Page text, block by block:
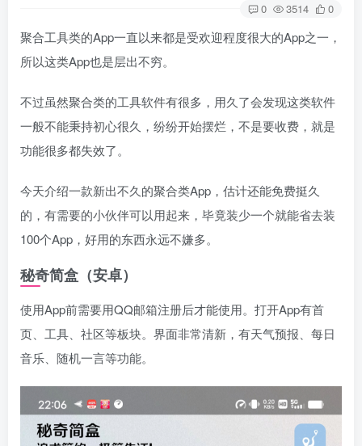
0 3514 0
聚合工具类的App一直以来都是受欢迎程度很大的App之一，
所以这类App也是层出不穷。
不过虽然聚合类的工具软件有很多，用久了会发现这类软件
一般不能秉持初心很久，纷纷开始摆烂，不是要收费，就是
功能很多都失效了。
今天介绍一款新出不久的聚合类App，估计还能免费挺久
的，有需要的小伙伴可以用起来，毕竟装少一个就能省去装
100个App，好用的东西永远不嫌多。
秘奇简盒（安卓）
使用App前需要用QQ邮箱注册后才能使用。打开App有首
页、工具、社区等板块。界面非常清新，有天气预报、每日
音乐、随机一言等功能。